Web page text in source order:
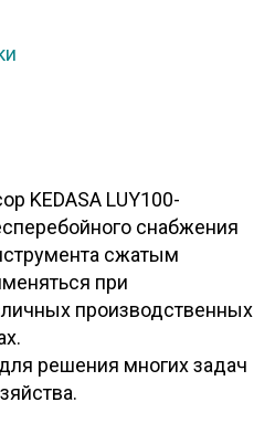
KEDASA LUY100-
снабжения
сжатым
при
производственных
решения многих задач